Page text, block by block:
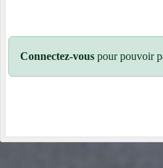
Connectez-vous pour pouvoir